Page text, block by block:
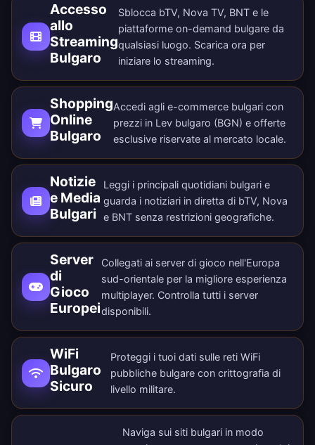
Accesso
allo
Streaming
Bulgaro
Sblocca bTV, Nova TV, BNT e le
piattaforme on-demand bulgare da
qualsiasi luogo. Scarica ora per
iniziare lo streaming.
Shopping
Online
Bulgaro
Accedi agli e-commerce bulgari con
prezzi in Lev bulgaro (BGN) e offerte
esclusive riservate al mercato locale.
Notizie
e Media
Bulgari
Leggi i principali quotidiani bulgari e
guarda i notiziari in diretta di bTV, Nova
e BNT senza restrizioni geografiche.
Server
di
Gioco
Europei
Collegati ai server di gioco nell'Europa
sud-orientale per la migliore esperienza
multiplayer. Controlla tutti i server
disponibili.
WiFi
Bulgaro
Sicuro
Proteggi i tuoi dati sulle reti WiFi
pubbliche bulgare con crittografia di
livello militare.
Naviga sui siti bulgari in modo